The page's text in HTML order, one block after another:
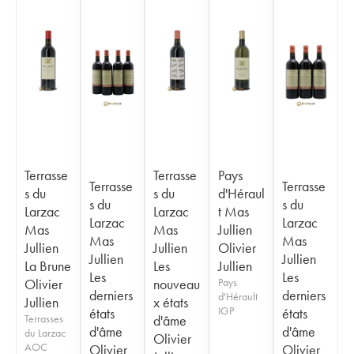
Terrasse
s du
Larzac
Mas
Jullien
La Brune
Olivier
Jullien
Terrasses
du Larzac
AOC
Terrasse
s du
Larzac
Mas
Jullien
Les
derniers
états
d'âme
Olivier
Terrasse
s du
Larzac
Mas
Jullien
Les
nouveau
x états
d'âme
Olivier
Pays
d'Héraul
t Mas
Jullien
Olivier
Jullien
Pays
d'Hérault
IGP
Terrasse
s du
Larzac
Mas
Jullien
Les
derniers
états
d'âme
Olivier